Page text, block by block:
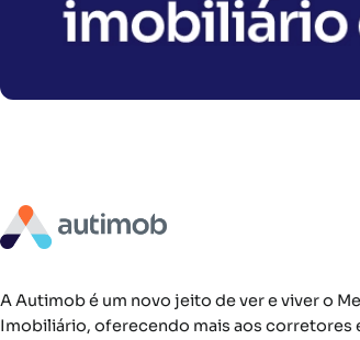
A Autimob é um novo jeito de ver e viver o
Imobiliário, oferecendo mais aos corretores